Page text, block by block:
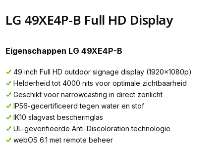
LG 49XE4P-B Full HD Display
Eigenschappen LG 49XE4P-B
49 inch Full HD outdoor signage display (1920x1080p)
Helderheid tot 4000 nits voor optimale zichtbaarheid
Geschikt voor narrowcasting in direct zonlicht
IP56-gecertificeerd tegen water en stof
IK10 slagvast beschermglas
UL-geverifieerde Anti-Discoloration technologie
webOS 6.1 met remote beheer